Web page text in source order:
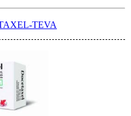
TEVA